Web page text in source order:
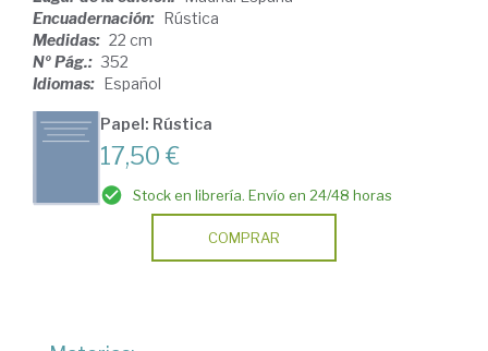
Encuadernación: Rústica
Medidas: 22 cm
Nº Pág.: 352
Idiomas: Español
Papel: Rústica
17,50 €
Stock en librería. Envío en 24/48 horas
COMPRAR